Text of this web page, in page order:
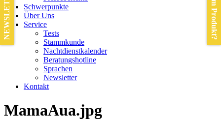
Schwerpunkte
Über Uns
Service
Tests
Stammkunde
Nachtdienstkalender
Beratungshotline
Sprachen
Newsletter
Kontakt
MamaAua.jpg
NEWSLETTER